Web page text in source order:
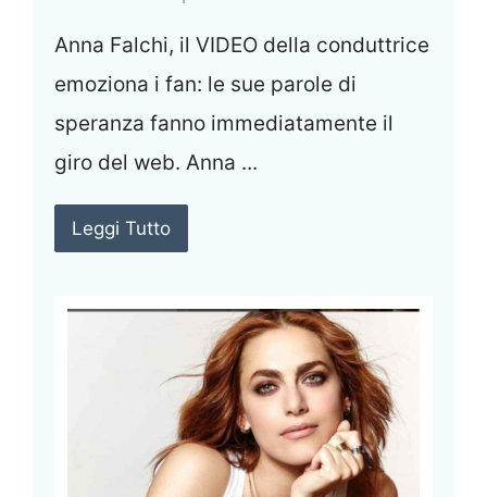
Anna Falchi, il VIDEO della conduttrice
emoziona i fan: le sue parole di
speranza fanno immediatamente il
giro del web. Anna ...
Leggi Tutto